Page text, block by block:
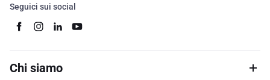
Seguici sui social
Chi siamo